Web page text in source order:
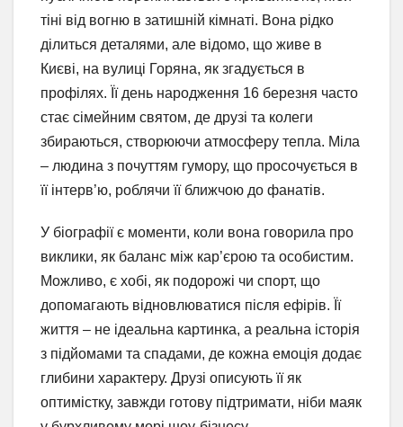
тіні від вогню в затишній кімнаті. Вона рідко
ділиться деталями, але відомо, що живе в
Києві, на вулиці Горяна, як згадується в
профілях. Її день народження 16 березня часто
стає сімейним святом, де друзі та колеги
збираються, створюючи атмосферу тепла. Міла
– людина з почуттям гумору, що просочується в
її інтерв’ю, роблячи її ближчою до фанатів.
У біографії є моменти, коли вона говорила про
виклики, як баланс між кар’єрою та особистим.
Можливо, є хобі, як подорожі чи спорт, що
допомагають відновлюватися після ефірів. Її
життя – не ідеальна картинка, а реальна історія
з підйомами та спадами, де кожна емоція додає
глибини характеру. Друзі описують її як
оптимістку, завжди готову підтримати, ніби маяк